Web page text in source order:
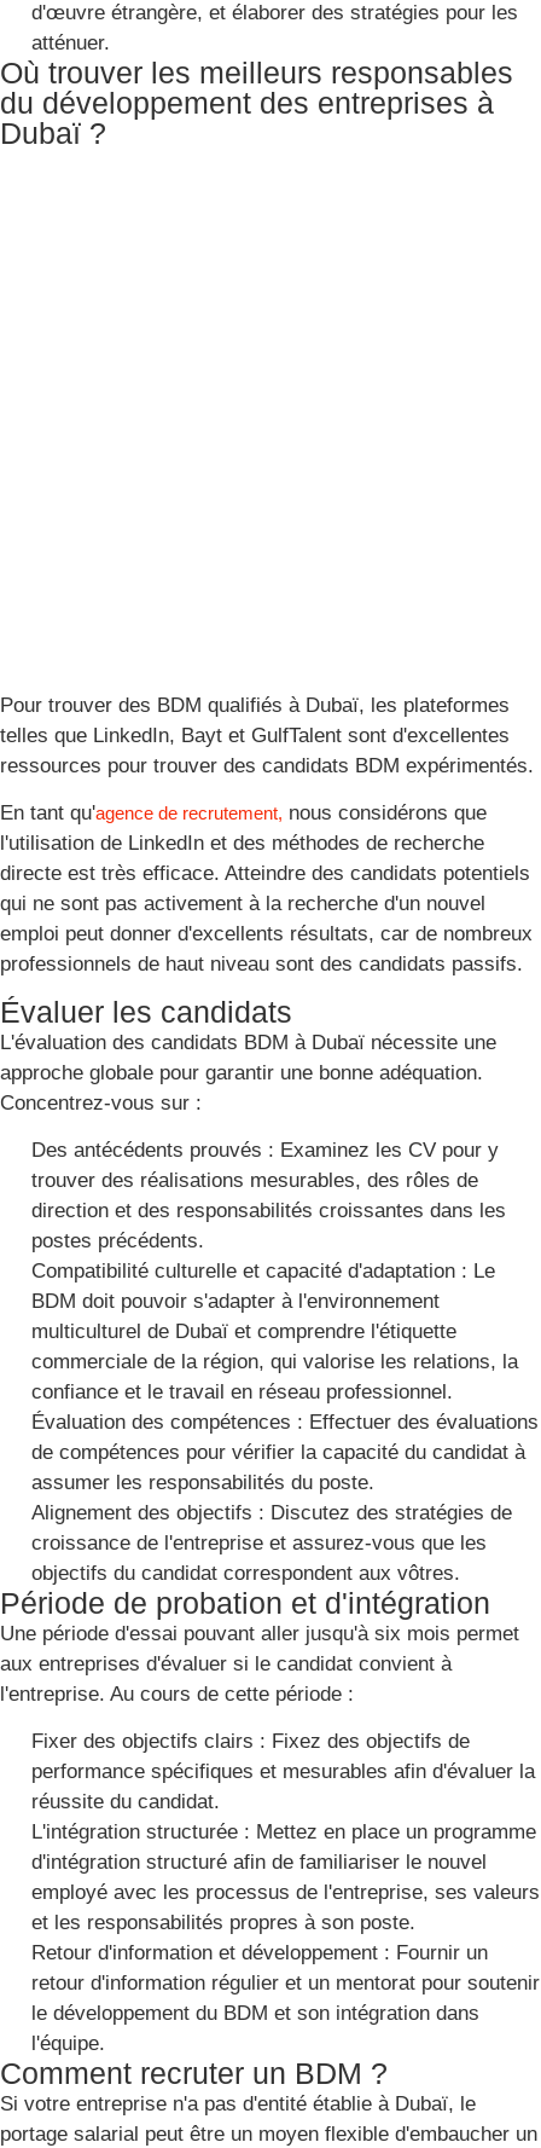
d'œuvre étrangère, et élaborer des stratégies pour les
atténuer.
Où trouver les meilleurs responsables
du développement des entreprises à
Dubaï ?
Pour trouver des BDM qualifiés à Dubaï, les plateformes
telles que LinkedIn, Bayt et GulfTalent sont d'excellentes
ressources pour trouver des candidats BDM expérimentés.
En tant qu'agence de recrutement, nous considérons que
l'utilisation de LinkedIn et des méthodes de recherche
directe est très efficace. Atteindre des candidats potentiels
qui ne sont pas activement à la recherche d'un nouvel
emploi peut donner d'excellents résultats, car de nombreux
professionnels de haut niveau sont des candidats passifs.
Évaluer les candidats
L'évaluation des candidats BDM à Dubaï nécessite une
approche globale pour garantir une bonne adéquation.
Concentrez-vous sur :
Des antécédents prouvés : Examinez les CV pour y
trouver des réalisations mesurables, des rôles de
direction et des responsabilités croissantes dans les
postes précédents.
Compatibilité culturelle et capacité d'adaptation : Le
BDM doit pouvoir s'adapter à l'environnement
multiculturel de Dubaï et comprendre l'étiquette
commerciale de la région, qui valorise les relations, la
confiance et le travail en réseau professionnel.
Évaluation des compétences : Effectuer des évaluations
de compétences pour vérifier la capacité du candidat à
assumer les responsabilités du poste.
Alignement des objectifs : Discutez des stratégies de
croissance de l'entreprise et assurez-vous que les
objectifs du candidat correspondent aux vôtres.
Période de probation et d'intégration
Une période d'essai pouvant aller jusqu'à six mois permet
aux entreprises d'évaluer si le candidat convient à
l'entreprise. Au cours de cette période :
Fixer des objectifs clairs : Fixez des objectifs de
performance spécifiques et mesurables afin d'évaluer la
réussite du candidat.
L'intégration structurée : Mettez en place un programme
d'intégration structuré afin de familiariser le nouvel
employé avec les processus de l'entreprise, ses valeurs
et les responsabilités propres à son poste.
Retour d'information et développement : Fournir un
retour d'information régulier et un mentorat pour soutenir
le développement du BDM et son intégration dans
l'équipe.
Comment recruter un BDM ?
Si votre entreprise n'a pas d'entité établie à Dubaï, le
portage salarial peut être un moyen flexible d'embaucher un